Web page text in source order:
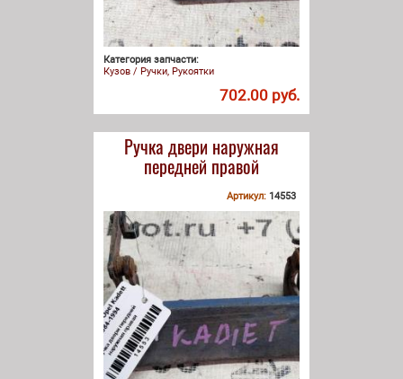
Категория запчасти:
Кузов / Ручки, Рукоятки
702.00 руб.
Ручка двери наружная
передней правой
Артикул: 14553